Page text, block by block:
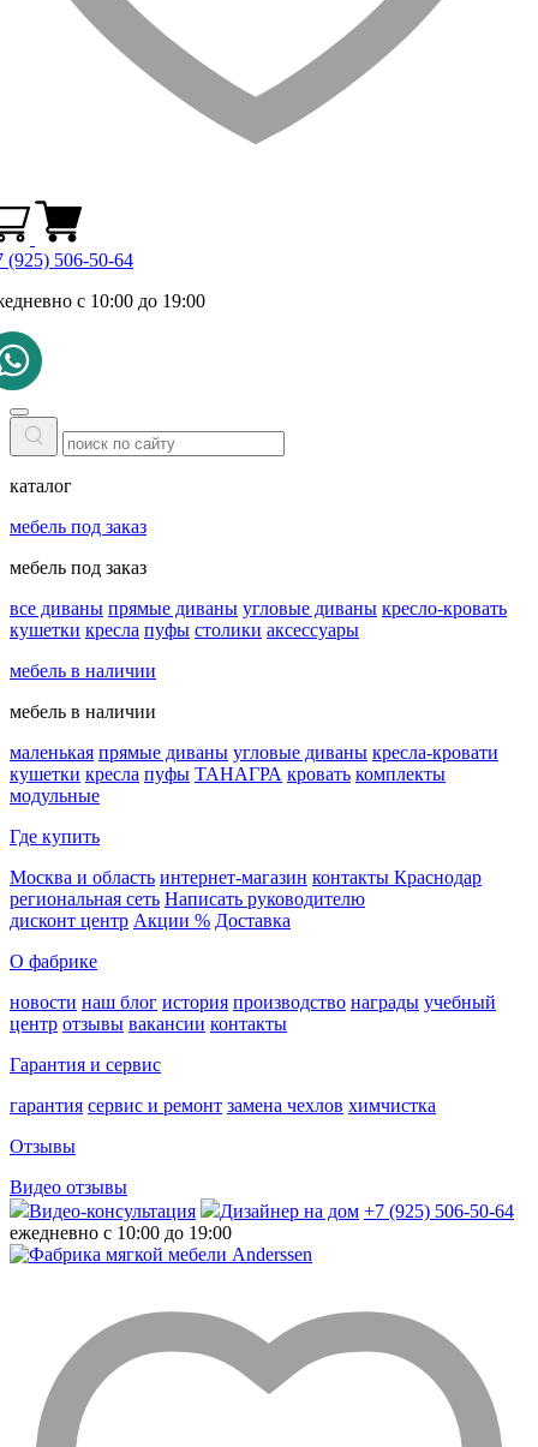
(925) 506-50-64
с 10:00 до 19:00
каталог
мебель под заказ
мебель под заказ
все диваны прямые диваны угловые диваны кресло-кровать
кушетки кресла пуфы столики аксессуары
мебель в наличии
мебель в наличии
маленькая прямые диваны угловые диваны кресла-кровати
кушетки кресла пуфы ТАНАГРА кровать комплекты
модульные
Где купить
Москва и область интернет-магазин контакты Краснодар
региональная сеть Написать руководителю
дисконт центр Акции % Доставка
О фабрике
новости наш блог история производство награды учебный
центр отзывы вакансии контакты
Гарантия и сервис
гарантия сервис и ремонт замена чехлов химчистка
Отзывы
Видео отзывы
Видео-консультация
Дизайнер на дом +7 (925) 506-50-64
ежедневно с 10:00 до 19:00